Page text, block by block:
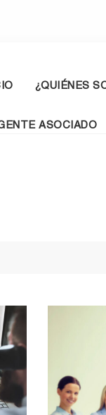
¿QUIÉNES
ASOCIADO